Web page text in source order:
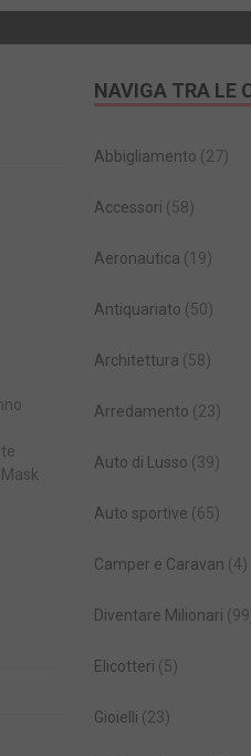
NAVIGA TRA LE
Abbigliamento (27)
Accessori (58)
Aeronautica (19)
Antiquariato (50)
Architettura (58)
Arredamento (23)
Auto di Lusso (39)
Auto sportive (65)
Camper e Caravan (4)
Diventare Milionari
Elicotteri (5)
Gioielli (23)